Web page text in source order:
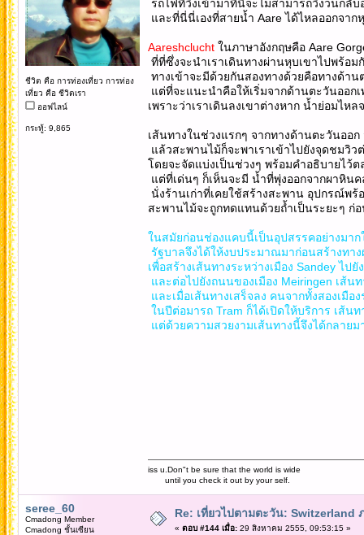
ชีวิต คือ การท่องเที่ยว การท่อง
เที่ยว คือ ชีวิตเรา
ออฟไลน์
กระทู้: 9,865
รถไฟที่วิ่งเข้ามาที่นี่จะไม่สามารถวิ่งวนกลั
และที่นี่นี่เองที่สายน้ำ Aare ได้ไหลออกจาก
Aareshcluchtในภาษาอังกฤษคือ Aare
ที่ที่ซึ่งจะนำเราเดินทางผ่านหุบเขาไปพร้อม
ทางเข้าจะมีด้วยกันสองทางด้วยคือทางด้า
แต่ที่จะแนะนำคือให้เริ่มจากด้านตะวันออก
เพราะว่าเราเดินลงเขาต่างหาก น้ำย่อมไห
เส้นทางในช่วงแรกๆ จากทางด้านตะวันออ
แล้วสะพานไม้ก็จะพาเราเข้าไปยังจุดชมวิว
โดยจะจัดแบ่งเป็นช่วงๆ พร้อมคำอธิบายไว้ต
แต่ที่เด่นๆ ก็เห็นจะมี น้ำที่พุ่งออกจากผาหิน
นั่งร้านเก่าที่เคยใช้สร้างสะพาน อุปกรณ์พ
สะพานไม้จะถูกทดแทนด้วยถ้ำเป็นระยะๆ ก่
ในสมัยก่อนช่องแคบนี้เป็นอุปสรรคอย่างมาก
รัฐบาลจึงได้ให้งบประมาณมาก่อนสร้างทา
เพื่อสร้างเส้นทางระหว่างเมือง Sandey ไปยั
และต่อไปยังถนนของเมือง Meiringen เส้น
และเมื่อเส้นทางเสร็จลง คนจากทั้งสองเมื
ในปีต่อมารถ Tram ก็ได้เปิดให้บริการ เส้นท
แต่ด้วยความสวยงามเส้นทางนี้จึงได้กลาย
iss u.Don"t be sure that the world is wide
until you check it out by your self.
seree_60
Cmadong Member
Cmadong ชั้นเซียน
Re: เที่ยวไปตามตะวัน: Switzerland
« ตอบ #144 เมื่อ:29 สิงหาคม 2555, 09:53:15 »